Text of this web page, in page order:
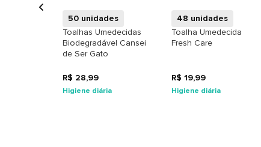
50 unidades
Toalhas Umedecidas
Biodegradável Cansei
de Ser Gato
R$ 28,99
Higiene diária
48 unidades
Toalha Umedecida
Fresh Care
R$ 19,99
Higiene diária